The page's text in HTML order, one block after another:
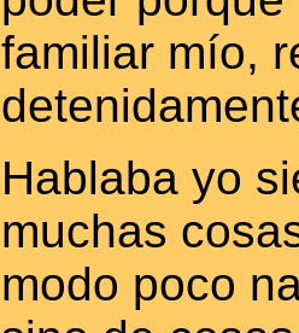
familiar mío,
Hablaba yo
muchas
modo poco